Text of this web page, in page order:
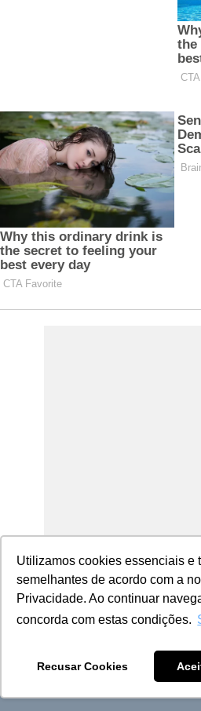
Utilizamos cookies essenciais e
semelhantes de acordo com a
Privacidade. Ao continuar
concorda com estas condições.
Recusar Cookies